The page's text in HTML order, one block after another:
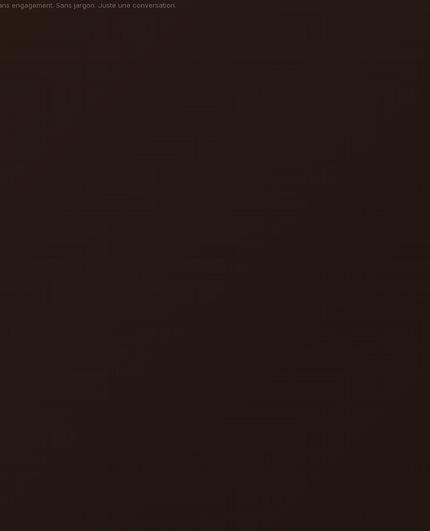
engagement. Sans jargon. Juste une conversation.